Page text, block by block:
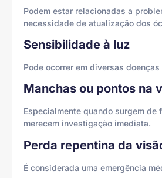
Podem estar relacionadas a
necessidade de atualização dos
Sensibilidade à luz
Pode ocorrer em diversas doenças
Manchas ou pontos na
Especialmente quando surgem de
merecem investigação imediata.
Perda repentina da
É considerada uma emergência